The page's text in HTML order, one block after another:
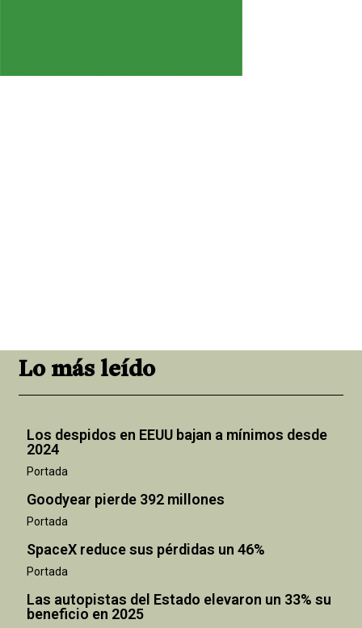
Lo más leído
Los despidos en EEUU bajan a mínimos desde
2024
Portada
Goodyear pierde 392 millones
Portada
SpaceX reduce sus pérdidas un 46%
Portada
Las autopistas del Estado elevaron un 33% su
beneficio en 2025